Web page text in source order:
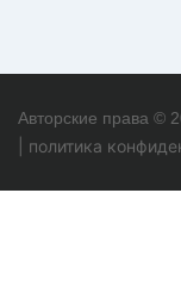
Авторские права ©
политика